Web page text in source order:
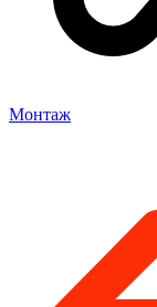
Монтаж